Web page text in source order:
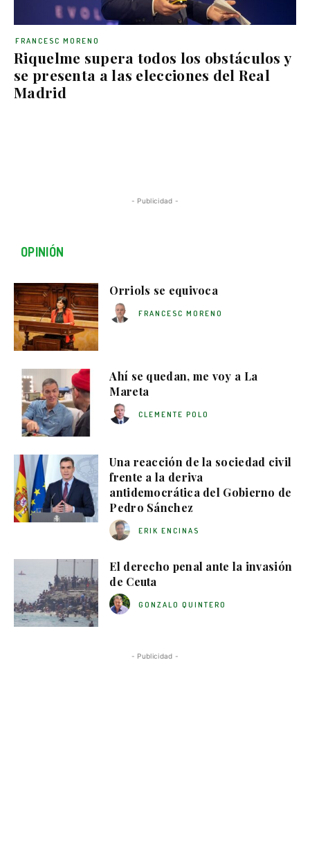
Riquelme supera todos los obstáculos y
se presenta a las elecciones del Real
Madrid
FRANCESC MORENO
- Publicidad -
OPINIÓN
Orriols se equivoca
FRANCESC MORENO
Ahí se quedan, me voy a La
Mareta
CLEMENTE POLO
Una reacción de la sociedad civil
frente a la deriva
antidemocrática del Gobierno de
Pedro Sánchez
ERIK ENCINAS
El derecho penal ante la invasión
de Ceuta
GONZALO QUINTERO
- Publicidad -